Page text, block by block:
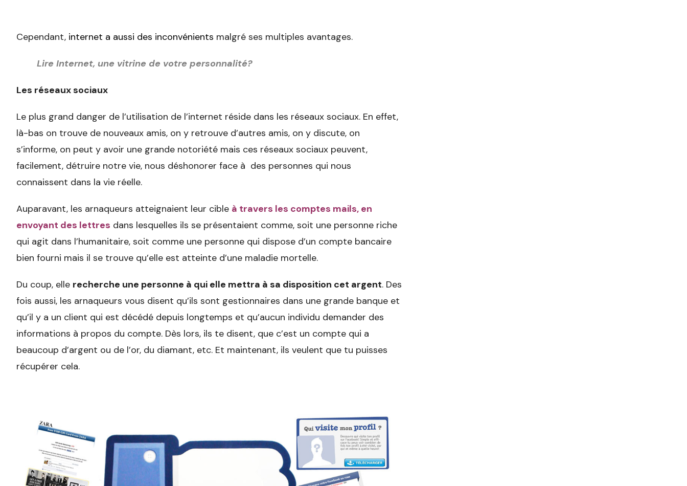
Cependant, internet a aussi des inconvénients malgré ses multiples avantages.
Lire Internet, une vitrine de votre personnalité?
Les réseaux sociaux
Le plus grand danger de l’utilisation de l’internet réside dans les réseaux sociaux. En effet,
là-bas on trouve de nouveaux amis, on y retrouve d’autres amis, on y discute, on
s’informe, on peut y avoir une grande notoriété mais ces réseaux sociaux peuvent,
facilement, détruire notre vie, nous déshonorer face à des personnes qui nous
connaissent dans la vie réelle.
Auparavant, les arnaqueurs atteignaient leur cible à travers les comptes mails, en
envoyant des lettres dans lesquelles ils se présentaient comme, soit une personne riche
qui agit dans l’humanitaire, soit comme une personne qui dispose d’un compte bancaire
bien fourni mais il se trouve qu’elle est atteinte d’une maladie mortelle.
Du coup, elle recherche une personne à qui elle mettra à sa disposition cet argent. Des
fois aussi, les arnaqueurs vous disent qu’ils sont gestionnaires dans une grande banque et
qu’il y a un client qui est décédé depuis longtemps et qu’aucun individu demander des
informations à propos du compte. Dès lors, ils te disent, que c’est un compte qui a
beaucoup d’argent ou de l’or, du diamant, etc. Et maintenant, ils veulent que tu puisses
récupérer cela.